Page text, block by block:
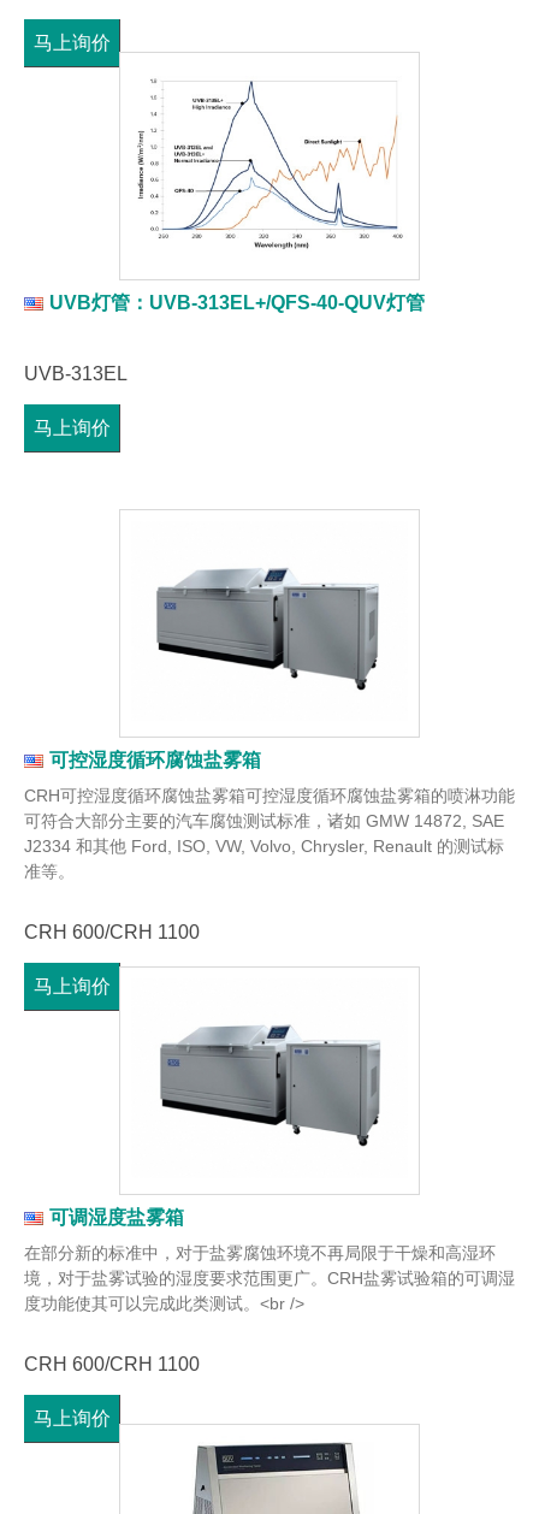
马上询价
UVB灯管：UVB-313EL+/QFS-40-QUV灯管
UVB-313EL
马上询价
可控湿度循环腐蚀盐雾箱
CRH可控湿度循环腐蚀盐雾箱可控湿度循环腐蚀盐雾箱的喷淋功能
可符合大部分主要的汽车腐蚀测试标准，诸如 GMW 14872, SAE
J2334 和其他 Ford, ISO, VW, Volvo, Chrysler, Renault 的测试标
准等。
CRH 600/CRH 1100
马上询价
可调湿度盐雾箱
在部分新的标准中，对于盐雾腐蚀环境不再局限于干燥和高湿环
境，对于盐雾试验的湿度要求范围更广。CRH盐雾试验箱的可调湿
度功能使其可以完成此类测试。<br />
CRH 600/CRH 1100
马上询价